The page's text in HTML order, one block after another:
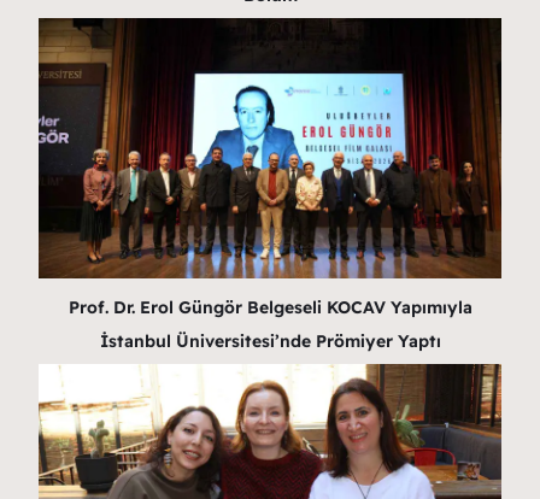
Prof. Dr. Erol Güngör Belgeseli KOCAV Yapımıyla
İstanbul Üniversitesi’nde Prömiyer Yaptı